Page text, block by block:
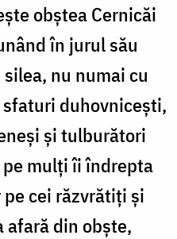
obștea Cernicăi
în jurul său
nu numai cu
duhovnicești,
și tulburători
mulți îi îndrepta
pe cei răzvrătiți și
afară din obște,